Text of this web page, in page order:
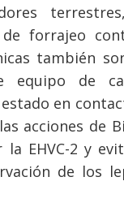
forrajeo
también
equipo de
en
acciones de
EHVC-2 y
de los